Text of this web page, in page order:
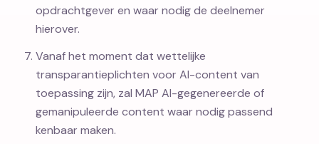
opdrachtgever en waar nodig de deelnemer
hierover.
Vanaf het moment dat wettelijke
transparantieplichten voor AI-content van
toepassing zijn, zal MAP AI-gegenereerde of
gemanipuleerde content waar nodig passend
kenbaar maken.